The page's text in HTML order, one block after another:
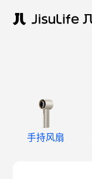
手持风扇